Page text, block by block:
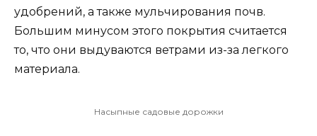
удобрений, а также мульчирования почв.
Большим минусом этого покрытия считается
то, что они выдуваются ветрами из-за легкого
материала.
Насыпные садовые дорожки